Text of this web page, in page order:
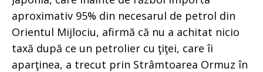
aproximativ 95% din necesarul de petrol din
Orientul Mijlociu, afirmă că nu a achitat nicio
taxă după ce un petrolier cu ţiţei, care îi
aparţinea, a trecut prin Strâmtoarea Ormuz în